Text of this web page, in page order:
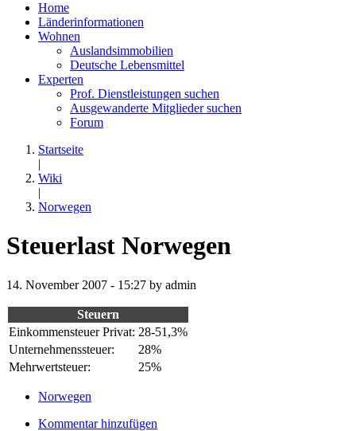
Home
Länderinformationen
Wohnen
Auslandsimmobilien
Deutsche Lebensmittel
Experten
Prof. Dienstleistungen suchen
Ausgewanderte Mitglieder suchen
Forum
Startseite
|
Wiki
|
Norwegen
Steuerlast Norwegen
14. November 2007 - 15:27 by admin
Steuern
Einkommensteuer Privat: 28-51,3%
Unternehmenssteuer:
28%
Mehrwertsteuer:
25%
Norwegen
Kommentar hinzufügen